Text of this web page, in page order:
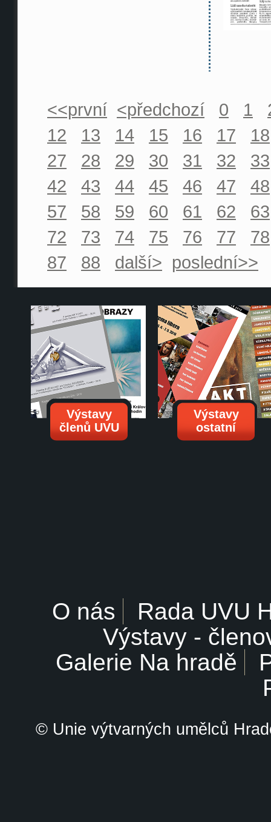
<<první <předchozí 0 1
12
13 14 15 16 17
18
27
28 29 30 31 32
33
42
43 44 45 46 47
48
57
58 59 60 61 62
63
72
73 74 75 76 77
78
87
88 další> poslední>>
Výstavy
členů UVU
Výstavy
ostatní
O nás
Rada UVU
Výstavy -
Galerie Na hradě
© Unie výtvarných umělců